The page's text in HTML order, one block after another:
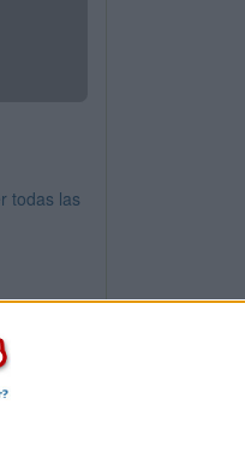
todas las